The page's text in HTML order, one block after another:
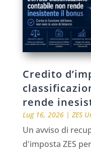
Credito
rende
Lug 16, 2026| ZES
Un avviso di
d'imposta ZES